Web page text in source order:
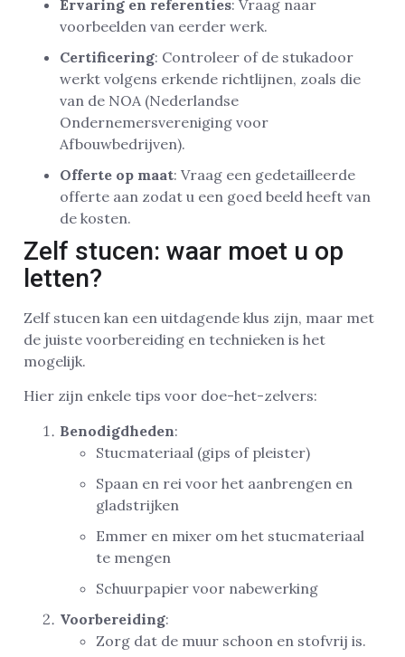
Ervaring en referenties: Vraag naar
voorbeelden van eerder werk.
Certificering: Controleer of de stukadoor
werkt volgens erkende richtlijnen, zoals die
van de NOA (Nederlandse
Ondernemersvereniging voor
Afbouwbedrijven).
Offerte op maat: Vraag een gedetailleerde
offerte aan zodat u een goed beeld heeft van
de kosten.
Zelf stucen: waar moet u op
letten?
Zelf stucen kan een uitdagende klus zijn, maar met
de juiste voorbereiding en technieken is het
mogelijk.
Hier zijn enkele tips voor doe-het-zelvers:
Benodigdheden:
Stucmateriaal (gips of pleister)
Spaan en rei voor het aanbrengen en
gladstrijken
Emmer en mixer om het stucmateriaal
te mengen
Schuurpapier voor nabewerking
Voorbereiding:
Zorg dat de muur schoon en stofvrij is.